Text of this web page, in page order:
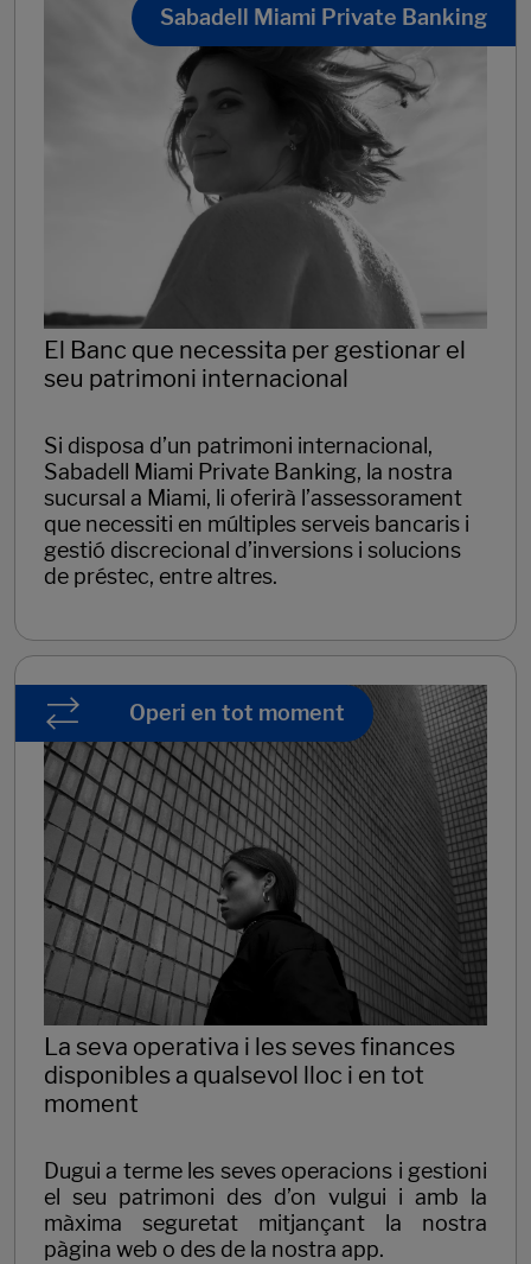
Sabadell Miami Private Banking
El Banc que necessita per gestionar el
seu patrimoni internacional
Si disposa d’un patrimoni internacional,
Sabadell Miami Private Banking, la nostra
sucursal a Miami, li oferirà l’assessorament
que necessiti en múltiples serveis bancaris i
gestió discrecional d’inversions i solucions
de préstec, entre altres.
Operi en tot moment
La seva operativa i les seves finances
disponibles a qualsevol lloc i en tot
moment
Dugui a terme les seves operacions i gestioni
el seu patrimoni des d’on vulgui i amb la
màxima seguretat mitjançant la nostra
pàgina web o des de la nostra app.